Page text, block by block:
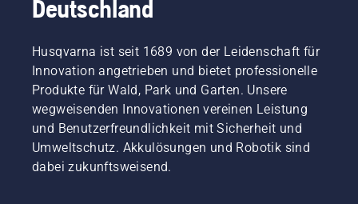
Mäher
ist
und
dauert
nur
wenige
Minuten.
Warnung!
Tragen
Sie beim
Deutschland
Husqvarna ist seit 1689 von der Leidenschaft für
Innovation angetrieben und bietet professionelle
Produkte für Wald, Park und Garten. Unsere
wegweisenden Innovationen vereinen Leistung
und Benutzerfreundlichkeit mit Sicherheit und
Umweltschutz. Akkulösungen und Robotik sind
dabei zukunftsweisend.